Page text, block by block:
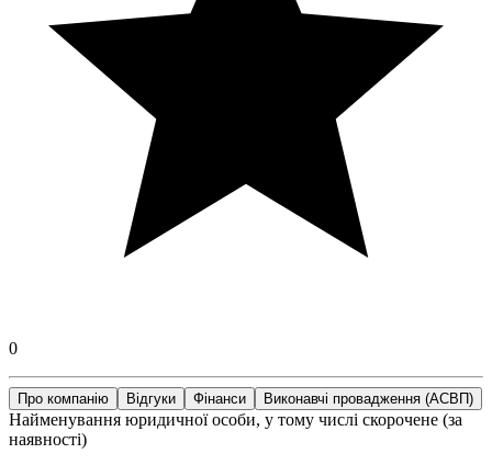
0
Про компанію Відгуки Фінанси Виконавчі провадження (АСВП)
Найменування юридичної особи, у тому числі скорочене (за
наявності)